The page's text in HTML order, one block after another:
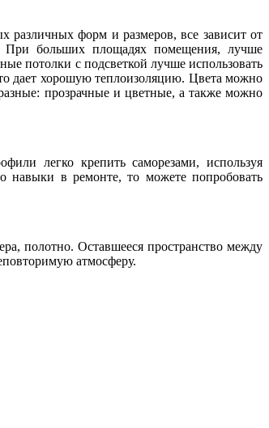
различных форм и размеров, все зависит от
При больших площадях помещения, лучше
потолки с подсветкой лучше использовать
дает хорошую теплоизоляцию. Цвета можно
прозрачные и цветные, а также можно
легко крепить саморезами, используя
навыки в ремонте, то можете попробовать
полотно. Оставшееся пространство между
атмосферу.